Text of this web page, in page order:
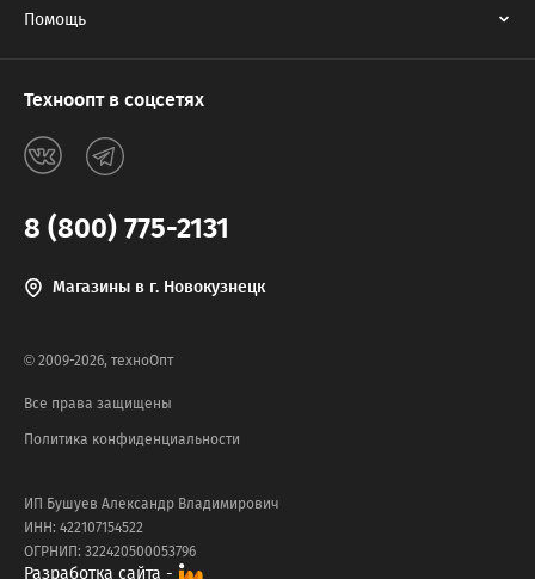
Помощь
Техноопт в соцсетях
8 (800) 775-2131
Магазины в г. Новокузнецк
© 2009-2026, техноОпт
Все права защищены
Политика конфиденциальности
ИП Бушуев Александр Владимирович
ИНН: 422107154522
ОГРНИП: 322420500053796
Разработка сайта -